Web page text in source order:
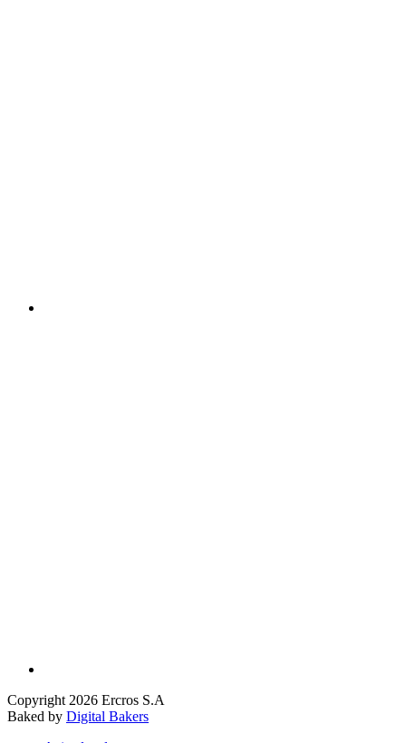
Copyright 2026 Ercros S.A
Baked by Digital Bakers